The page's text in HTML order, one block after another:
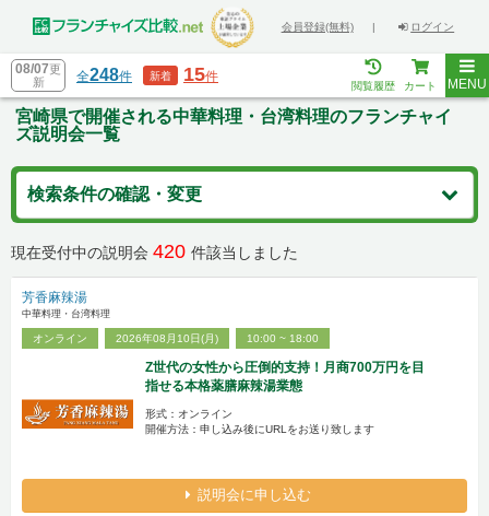
会員登録(無料) | ログイン
08/07更
新
全248件 新着 15件
閲覧履歴 カート MENU
宮崎県で開催される中華料理・台湾料理のフランチャイ
ズ説明会一覧
検索条件の確認・変更
現在受付中の説明会 420 件該当しました
芳香麻辣湯
中華料理・台湾料理
オンライン 2026年08月10日(月) 10:00 ~ 18:00
Z世代の女性から圧倒的支持！月商700万円を目
指せる本格薬膳麻辣湯業態
形式：オンライン
開催方法：申し込み後にURLをお送り致します
説明会に申し込む